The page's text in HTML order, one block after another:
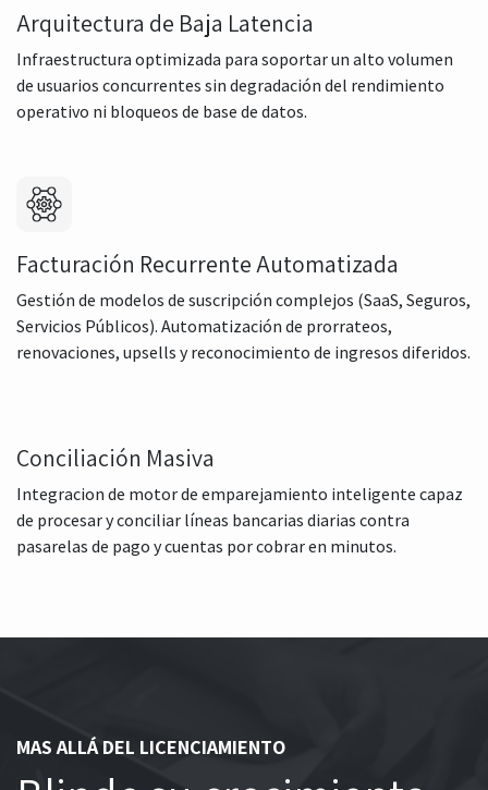
Arquitectura de Baja Latencia
Infraestructura optimizada para soportar un alto volumen
de usuarios concurrentes sin degradación del rendimiento
operativo ni bloqueos de base de datos.
Facturación Recurrente Automatizada
Gestión de modelos de suscripción complejos (SaaS, Seguros,
Servicios Públicos). Automatización de prorrateos,
renovaciones, upsells y reconocimiento de ingresos diferidos.
Conciliación Masiva
Integracion de motor de emparejamiento inteligente capaz